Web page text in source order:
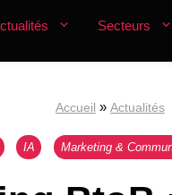
Secteurs
Accueil » Actualités
IA Marketing &